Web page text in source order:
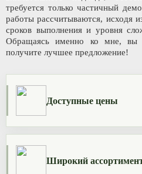
требуется только частичный
работы рассчитываются, исходя
сроков выполнения и уровня
Обращаясь именно ко мне, вы
получите лучшее предложение!
Доступные цены
Широкий